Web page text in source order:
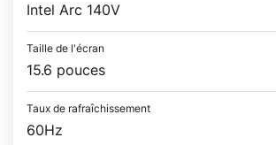
Intel Arc 140V
Taille de l'écran
15.6 pouces
Taux de rafraîchissement
60Hz